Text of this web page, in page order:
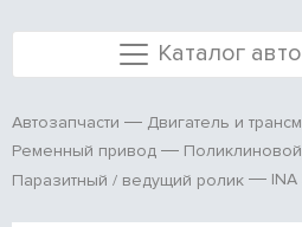
Каталог
Автозапчасти Двигатель и
Ременный привод
Паразитный / ведущий ролик
INA